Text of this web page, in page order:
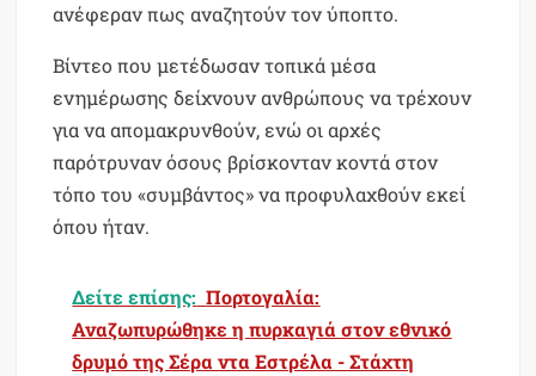
ανέφεραν πως αναζητούν τον ύποπτο.
Βίντεο που μετέδωσαν τοπικά μέσα
ενημέρωσης δείχνουν ανθρώπους να τρέχουν
για να απομακρυνθούν, ενώ οι αρχές
παρότρυναν όσους βρίσκονταν κοντά στον
τόπο του «συμβάντος» να προφυλαχθούν εκεί
όπου ήταν.
Δείτε επίσης: Πορτογαλία:
Αναζωπυρώθηκε η πυρκαγιά στον εθνικό
δρυμό της Σέρα ντα Εστρέλα - Στάχτη